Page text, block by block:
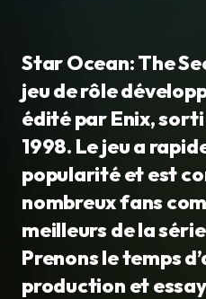
Star Ocean: The
jeu de rôle
édité par Enix,
1998. Le jeu a
popularité et est
nombreux fans
meilleurs de la
Prenons le temps
production et